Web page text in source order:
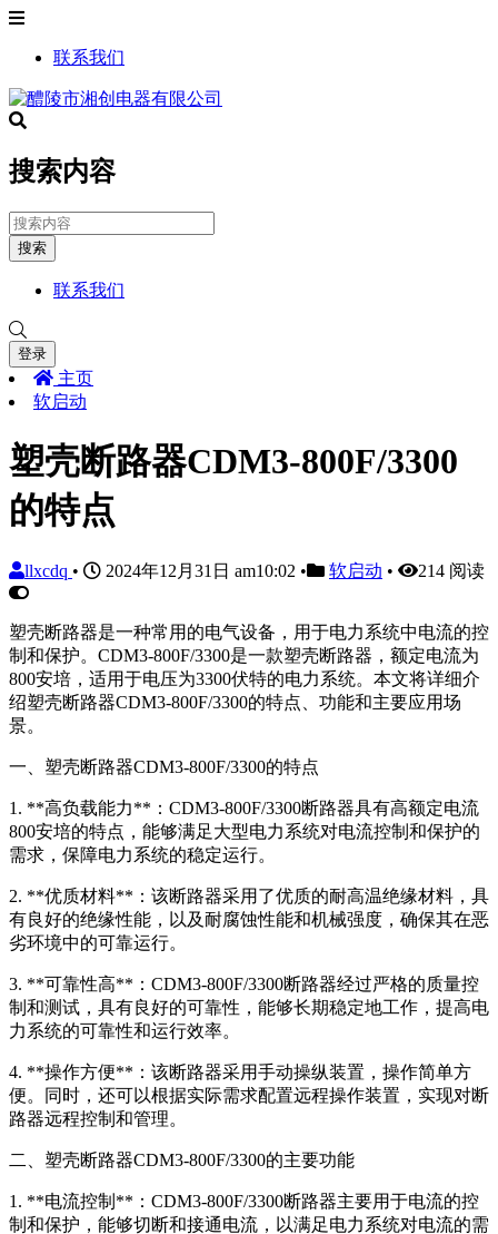
联系我们
搜索内容
搜索
联系我们
登录
主页
软启动
塑壳断路器CDM3-800F/3300
的特点
llxcdq • 2024年12月31日 am10:02 • 软启动 • 214 阅读
塑壳断路器是一种常用的电气设备，用于电力系统中电流的控
制和保护。CDM3-800F/3300是一款塑壳断路器，额定电流为
800安培，适用于电压为3300伏特的电力系统。本文将详细介
绍塑壳断路器CDM3-800F/3300的特点、功能和主要应用场
景。
一、塑壳断路器CDM3-800F/3300的特点
1. **高负载能力**：CDM3-800F/3300断路器具有高额定电流
800安培的特点，能够满足大型电力系统对电流控制和保护的
需求，保障电力系统的稳定运行。
2. **优质材料**：该断路器采用了优质的耐高温绝缘材料，具
有良好的绝缘性能，以及耐腐蚀性能和机械强度，确保其在恶
劣环境中的可靠运行。
3. **可靠性高**：CDM3-800F/3300断路器经过严格的质量控
制和测试，具有良好的可靠性，能够长期稳定地工作，提高电
力系统的可靠性和运行效率。
4. **操作方便**：该断路器采用手动操纵装置，操作简单方
便。同时，还可以根据实际需求配置远程操作装置，实现对断
路器远程控制和管理。
二、塑壳断路器CDM3-800F/3300的主要功能
1. **电流控制**：CDM3-800F/3300断路器主要用于电流的控
制和保护，能够切断和接通电流，以满足电力系统对电流的需